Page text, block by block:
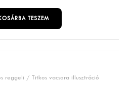
TESZEM
reggeli / Titkos vacsora illusztráció